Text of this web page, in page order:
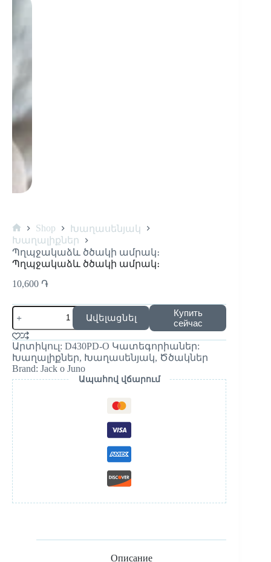
Shop
Խաղասենյակ
Խաղալիքներ
Պղպջակաձև ծծակի ամրակ։
Պղպջակաձև ծծակի ամրակ։
10,600 ֏
Ավելացնել
Купить
сейчас
Արտիկուլ: D430PD-O Կատեգորիաներ:
Խաղալիքներ, Խաղասենյակ, Ծծակներ
Brand: Jack o Juno
Ապահով վճարում
Описание